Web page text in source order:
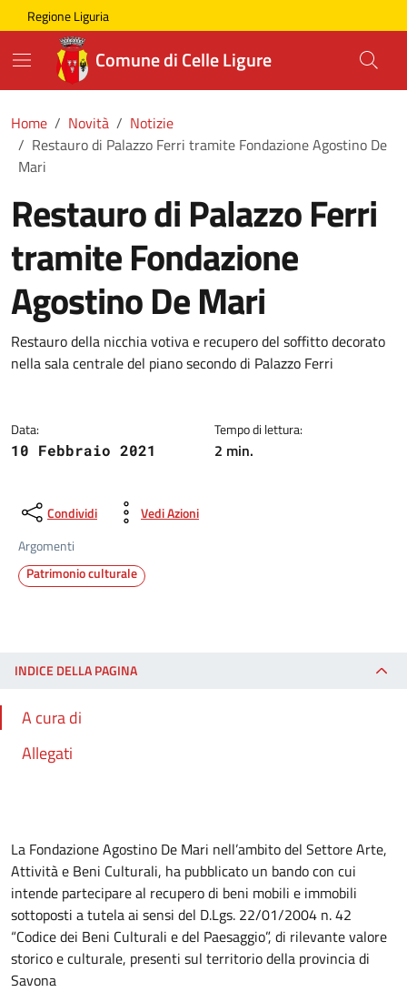
Skip to main content
Comune di Celle Ligure
Regione Liguria
Comune di Celle Ligure
Home Novità
Notizie
Restauro di Palazzo Ferri tramite Fondazione Agostino De
Mari
Restauro di Palazzo Ferri
tramite Fondazione
Agostino De Mari
Restauro della nicchia votiva e recupero del soffitto decorato
nella sala centrale del piano secondo di Palazzo Ferri
Data:
10 Febbraio 2021
Tempo di lettura:
2 min.
Condividi
Vedi Azioni
Argomenti
Patrimonio culturale
INDICE DELLA PAGINA
A cura di
Allegati
La Fondazione Agostino De Mari nell’ambito del Settore Arte,
Attività e Beni Culturali, ha pubblicato un bando con cui
intende partecipare al recupero di beni mobili e immobili
sottoposti a tutela ai sensi del D.Lgs. 22/01/2004 n. 42
“Codice dei Beni Culturali e del Paesaggio”, di rilevante valore
storico e culturale, presenti sul territorio della provincia di
Savona